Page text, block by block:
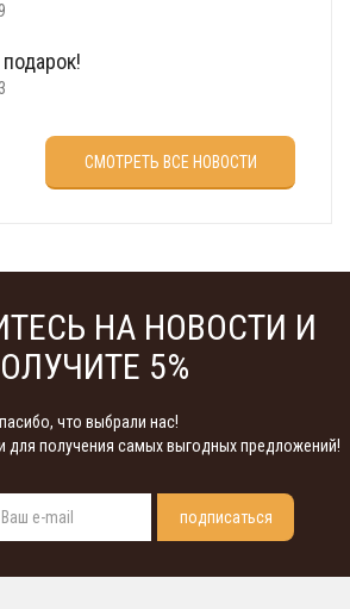
23 февраля?
СМОТРЕТЬ ВСЕ НОВОСТИ
НА НОВОСТИ И
5%
что выбрали нас!
для получения самых выгодных предложений!
подписаться